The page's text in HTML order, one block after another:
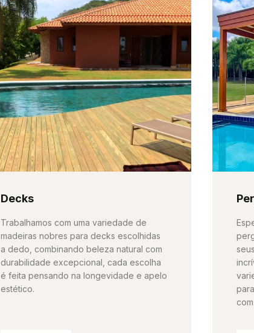
Decks
Trabalhamos com uma variedade de
madeiras nobres para decks escolhidas
a dedo, combinando beleza natural com
durabilidade excepcional, cada escolha
é feita pensando na longevidade e apelo
estético.